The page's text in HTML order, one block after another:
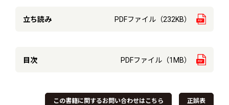
立ち読み PDFファイル（232KB）
目次 PDFファイル（1MB）
この書籍に関するお問い合わせはこちら 正誤表